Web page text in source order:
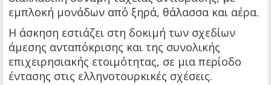
εμπλοκή μονάδων από ξηρά, θάλασσα και αέρα.
Η άσκηση εστιάζει στη δοκιμή των σχεδίων
άμεσης ανταπόκρισης και της συνολικής
επιχειρησιακής ετοιμότητας, σε μια περίοδο
έντασης στις ελληνοτουρκικές σχέσεις.